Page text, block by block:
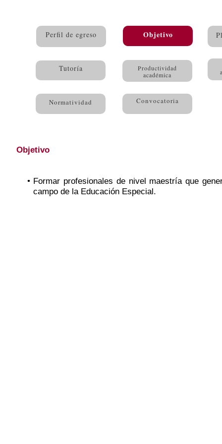
Perfil de egreso Objetivo
Tutoría
Productividad
académica
Normatividad Convocatoria
Objetivo
Formar profesionales de nivel maestría que
campo de la Educación Especial.